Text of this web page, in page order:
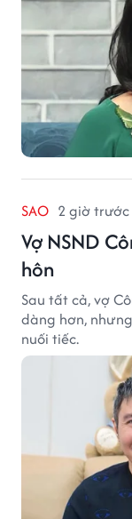
SAO 2 giờ trước
Vợ NSND
hôn
Sau tất cả, vợ
dàng hơn,
nuối tiếc.